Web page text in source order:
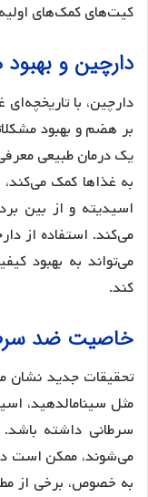
کیت‌های کمک‌های
دارچین و
دارچین، با
بر هضم و بهبود
یک درمان طبیعی
به غذاها کمک
اسیدیته و از بین
می‌کند. استفاده از
می‌تواند به بهبود
کند.
خاصیت ضد
تحقیقات جدید نشان
مثل سینامالدهید،
سرطانی داشته
می‌شوند، ممکن است
به خصوص، برخی از